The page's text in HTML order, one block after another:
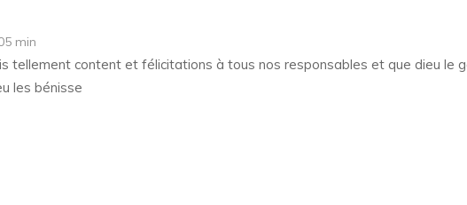
min
tellement content et félicitations à tous nos responsables et que dieu le
les bénisse